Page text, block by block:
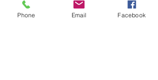
Phone Email Facebook